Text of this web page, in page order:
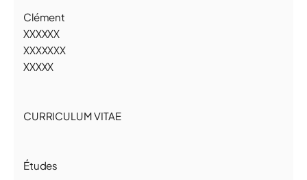
Clément
XXXXXX
XXXXXXX
XXXXX
CURRICULUM VITAE
Études